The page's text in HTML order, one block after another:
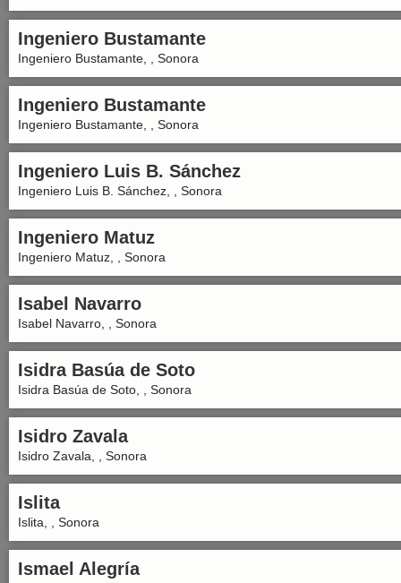
Ingeniero Bustamante
Ingeniero Bustamante, , Sonora
Ingeniero Bustamante
Ingeniero Bustamante, , Sonora
Ingeniero Luis B. Sánchez
Ingeniero Luis B. Sánchez, , Sonora
Ingeniero Matuz
Ingeniero Matuz, , Sonora
Isabel Navarro
Isabel Navarro, , Sonora
Isidra Basúa de Soto
Isidra Basúa de Soto, , Sonora
Isidro Zavala
Isidro Zavala, , Sonora
Islita
Islita, , Sonora
Ismael Alegría